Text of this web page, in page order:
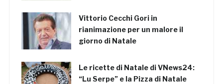
Vittorio Cecchi Gori in
rianimazione per un malore il
giorno di Natale
Le ricette di Natale di VNews24:
“Lu Serpe” e la Pizza di Natale